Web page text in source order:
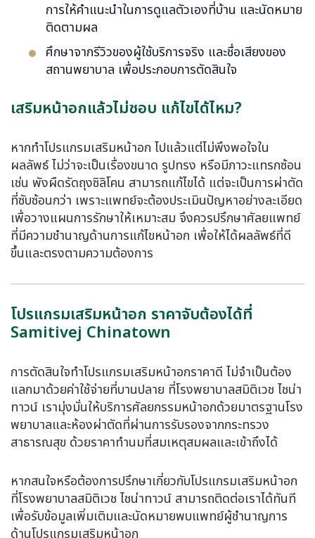
การให้คำแนะนำในการดูแลตัวเองที่บ้าน และนัดหมาย
ติดตามผล
ศึกษาจากรีวิวของผู้ใช้บริการจริง และชื่อเสียงของ
สถานพยาบาล เพื่อประกอบการตัดสินใจ
เสริมหน้าอกแล้วไม่ชอบ แก้ไขได้ไหม?
หากทำโปรแกรมเสริมหน้าอก ไปแล้วแต่ไม่พึงพอใจใน
ผลลัพธ์ ไม่ว่าจะเป็นเรื่องขนาด รูปทรง หรือมีภาวะแทรกซ้อน
เช่น พังผืดรัดถุงซิลิโคน สามารถแก้ไขได้ แต่จะเป็นการผ่าตัด
ที่ซับซ้อนกว่า เพราะแพทย์จะต้องประเมินปัญหาอย่างละเอียด
เพื่อวางแผนการรักษาให้เหมาะสม จึงควรปรึกษาศัลยแพทย์
ที่มีความชำนาญด้านการแก้ไขหน้าอก เพื่อให้ได้ผลลัพธ์ที่ดี
ขึ้นและตรงตามความต้องการ
โปรแกรมเสริมหน้าอก ราคาจับต้องได้ที่
Samitivej Chinatown
การตัดสินใจทำโปรแกรมเสริมหน้าอกราคาดี ไม่จำเป็นต้อง
แลกมาด้วยค่าใช้จ่ายที่บานปลาย ที่โรงพยาบาลสมิติเวช ไชน่า
ทาวน์ เรามุ่งมั่นให้บริการศัลยกรรมหน้าอกด้วยมาตรฐานโรง
พยาบาลและห้องผ่าตัดที่ผ่านการรับรองจากกระทรวง
สาธารณสุข ด้วยราคาทำนมที่สมเหตุสมผลและเข้าถึงได้
หากสนใจหรือต้องการปรึกษาเกี่ยวกับโปรแกรมเสริมหน้าอก
ที่โรงพยาบาลสมิติเวช ไชน่าทาวน์ สามารถติดต่อเราได้ทันที
เพื่อรับข้อมูลเพิ่มเติมและนัดหมายพบแพทย์ผู้ชำนาญการ